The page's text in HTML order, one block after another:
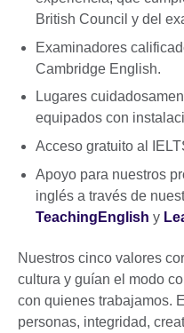
British Council y del
Examinadores
Cambridge English.
Lugares
equipados con
Acceso gratuito al
Apoyo para nuestros
inglés a través de
TeachingEnglish y
Nuestros cinco valores
cultura y guían el modo
con quienes trabajamos.
personas, integridad,